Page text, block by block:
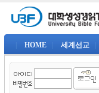
HOME 세계선교